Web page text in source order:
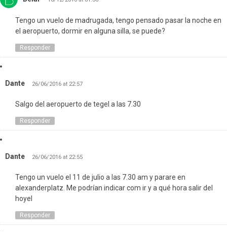
Tengo un vuelo de madrugada, tengo pensado pasar la noche en
el aeropuerto, dormir en alguna silla, se puede?
Responder
Dante 26/06/2016 at 22:57
Salgo del aeropuerto de tegel a las 7.30
Responder
Dante 26/06/2016 at 22:55
Tengo un vuelo el 11 de julio a las 7.30 am y parare en
alexanderplatz. Me podrían indicar com ir y a qué hora salir del
hoyel
Responder